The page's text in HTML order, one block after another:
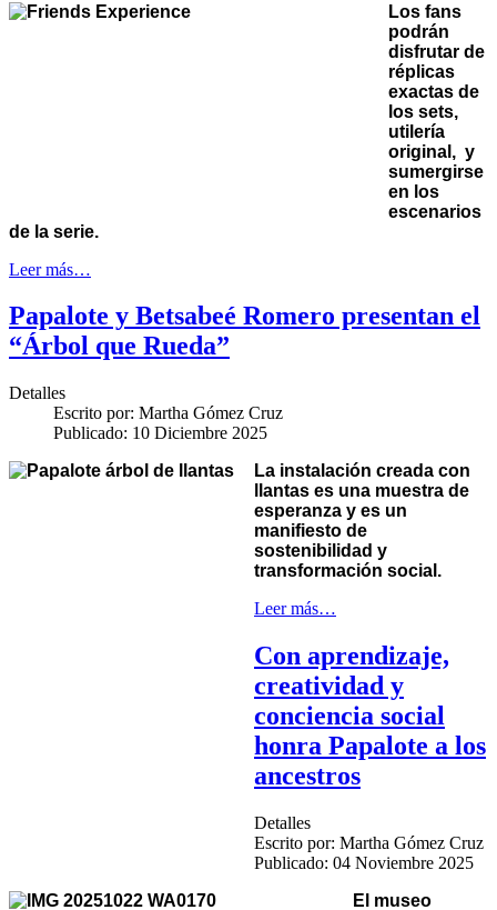
Los fans
podrán
disfrutar de
réplicas
exactas de
los sets,
utilería
original, y
sumergirse
en los
escenarios
de la serie.
Leer más…
Papalote y Betsabeé Romero presentan el
“Árbol que Rueda”
Detalles
Escrito por: Martha Gómez Cruz
Publicado: 10 Diciembre 2025
La instalación creada con
llantas es una muestra de
esperanza y es un
manifiesto de
sostenibilidad y
transformación social.
Leer más…
Con aprendizaje,
creatividad y
conciencia social
honra Papalote a los
ancestros
Detalles
Escrito por: Martha Gómez Cruz
Publicado: 04 Noviembre 2025
El museo